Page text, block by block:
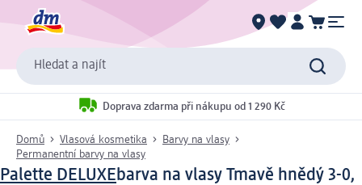
Hledat a najít
Doprava zdarma při nákupu od 1 290 Kč
Domů Vlasová kosmetika
Barvy na vlasy
Permanentní barvy na vlasy
Palette DELUXEbarva na vlasy Tmavě hnědý 3-0,